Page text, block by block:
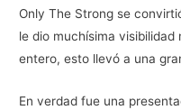
Only The Strong se
le dio muchísima visibilidad
entero, esto llevó a una
En verdad fue una